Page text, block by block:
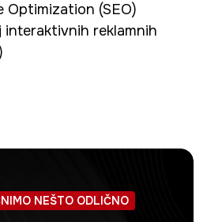
Optimization (SEO)
reklamnih
NEŠTO ODLIČNO